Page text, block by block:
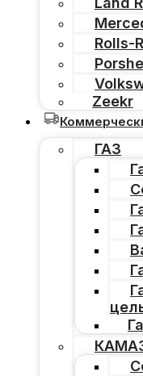
Rolls-
Porshe
Zeekr
ГАЗ